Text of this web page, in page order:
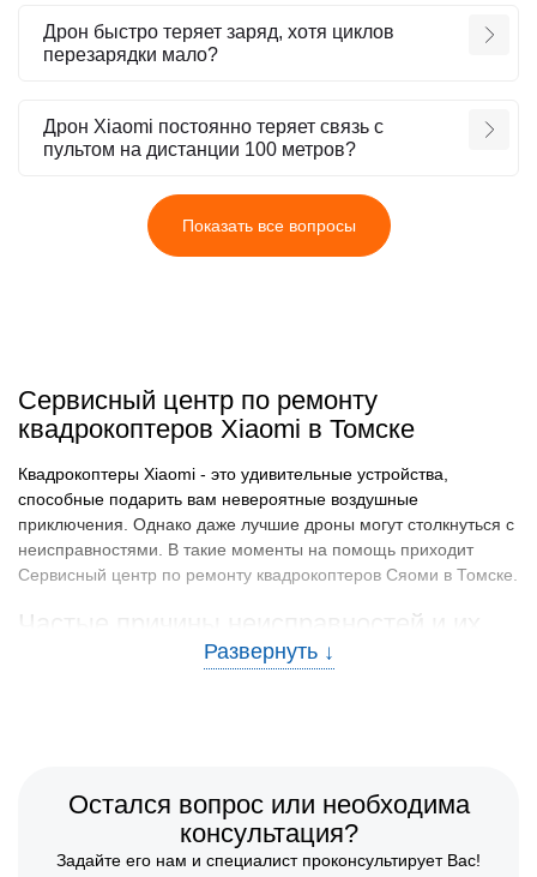
Дрон быстро теряет заряд, хотя циклов
перезарядки мало?
Дрон Xiaomi постоянно теряет связь с
пультом на дистанции 100 метров?
Показать все вопросы
Сервисный центр по ремонту
квадрокоптеров Xiaomi в Томске
Квадрокоптеры Xiaomi - это удивительные устройства,
способные подарить вам невероятные воздушные
приключения. Однако даже лучшие дроны могут столкнуться с
неисправностями. В такие моменты на помощь приходит
Сервисный центр по ремонту квадрокоптеров Сяоми в Томске.
Частые причины неисправностей и их
предотвращение
происходит при неосторожных посадках или
столкновениях. Для предотвращения этой проблемы
летайте в безопасных местах и избегайте близких
контактов с препятствиями.
Остался вопрос или необходима
консультация?
Задайте его нам и специалист проконсультирует Вас!